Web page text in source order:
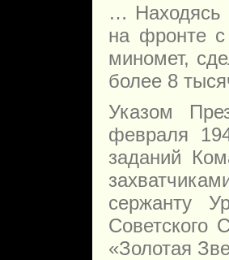
… Находясь
на фронте с
миномет,
более 8
Указом
февраля
заданий
сержанту
Советского
«Золотая